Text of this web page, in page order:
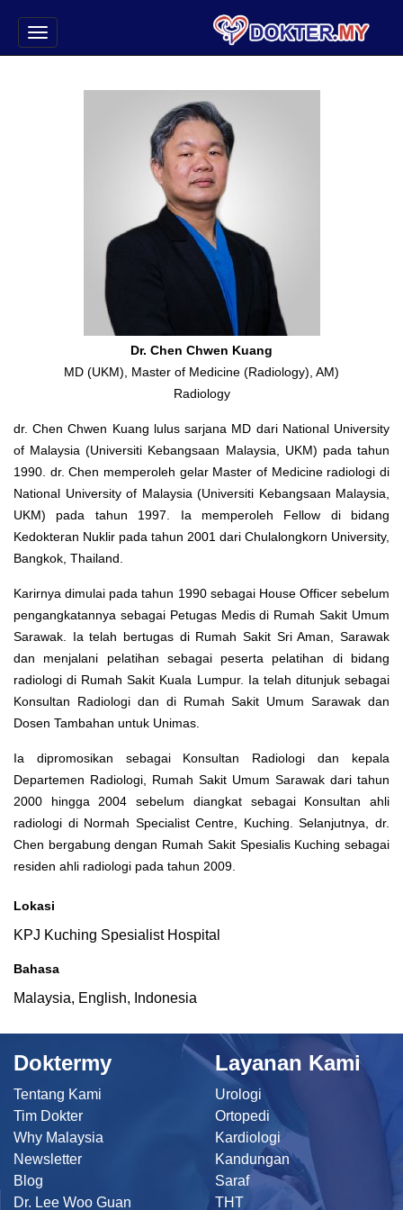
Dr. Chen Chwen Kuang
MD (UKM), Master of Medicine (Radiology), AM)
Radiology
dr. Chen Chwen Kuang lulus sarjana MD dari National University
of Malaysia (Universiti Kebangsaan Malaysia, UKM) pada tahun
1990. dr. Chen memperoleh gelar Master of Medicine radiologi di
National University of Malaysia (Universiti Kebangsaan Malaysia,
UKM) pada tahun 1997. Ia memperoleh Fellow di bidang
Kedokteran Nuklir pada tahun 2001 dari Chulalongkorn University,
Bangkok, Thailand.
Karirnya dimulai pada tahun 1990 sebagai House Officer sebelum
pengangkatannya sebagai Petugas Medis di Rumah Sakit Umum
Sarawak. Ia telah bertugas di Rumah Sakit Sri Aman, Sarawak
dan menjalani pelatihan sebagai peserta pelatihan di bidang
radiologi di Rumah Sakit Kuala Lumpur. Ia telah ditunjuk sebagai
Konsultan Radiologi dan di Rumah Sakit Umum Sarawak dan
Dosen Tambahan untuk Unimas.
Ia dipromosikan sebagai Konsultan Radiologi dan kepala
Departemen Radiologi, Rumah Sakit Umum Sarawak dari tahun
2000 hingga 2004 sebelum diangkat sebagai Konsultan ahli
radiologi di Normah Specialist Centre, Kuching. Selanjutnya, dr.
Chen bergabung dengan Rumah Sakit Spesialis Kuching sebagai
residen ahli radiologi pada tahun 2009.
Lokasi
KPJ Kuching Spesialist Hospital
Bahasa
Malaysia, English, Indonesia
Doktermy
Tentang Kami
Tim Dokter
Why Malaysia
Newsletter
Blog
Dr. Lee Woo Guan
Layanan Kami
Urologi
Ortopedi
Kardiologi
Kandungan
Saraf
THT